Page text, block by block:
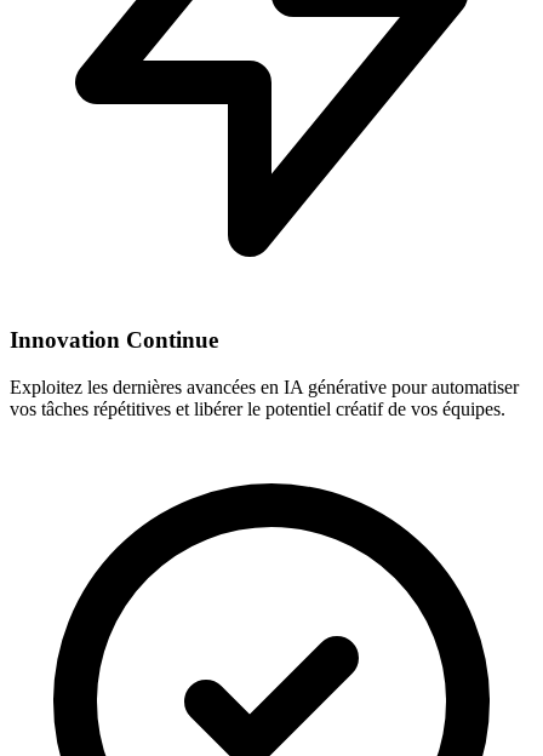
Innovation Continue
Exploitez les dernières avancées en IA générative pour automatiser
vos tâches répétitives et libérer le potentiel créatif de vos équipes.